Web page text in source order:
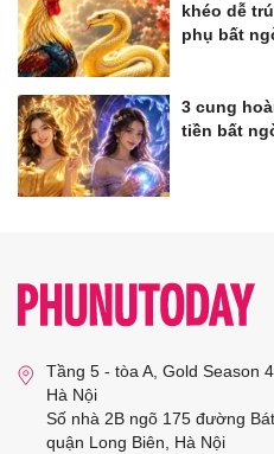
khéo dễ
phụ bất
3 cung
tiền bất
Tầng 5 - tòa A, Gold Season
Hà Nội
Số nhà 2B ngõ 175 đường
quận Long Biên, Hà Nội